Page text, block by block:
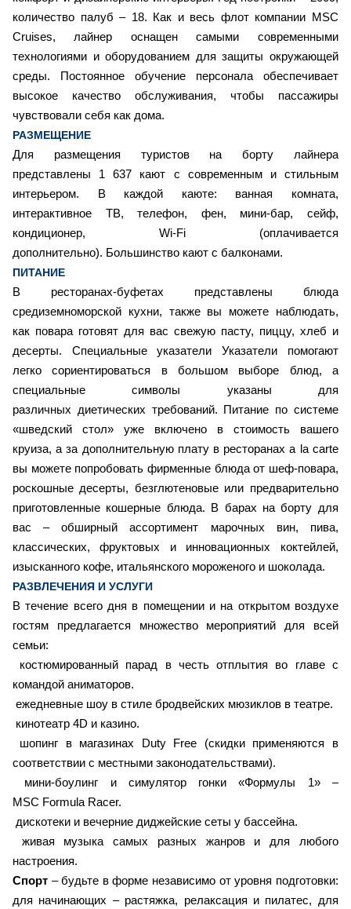
количество палуб – 18. Как и весь флот компании MSC
Cruises, лайнер оснащен самыми современными
технологиями и оборудованием для защиты окружающей
среды. Постоянное обучение персонала обеспечивает
высокое качество обслуживания, чтобы пассажиры
чувствовали себя как дома.
РАЗМЕЩЕНИЕ
Для размещения туристов на борту лайнера
представлены 1 637 кают с современным и стильным
интерьером. В каждой каюте: ванная комната,
интерактивное ТВ, телефон, фен, мини-бар, сейф,
кондиционер, Wi-Fi (оплачивается
дополнительно). Большинство кают с балконами.
ПИТАНИЕ
В ресторанах-буфетах представлены блюда
средиземноморской кухни, также вы можете наблюдать,
как повара готовят для вас свежую пасту, пиццу, хлеб и
десерты. Специальные указатели Указатели помогают
легко сориентироваться в большом выборе блюд, а
специальные символы указаны для
различных диетических требований. Питание по системе
«шведский стол» уже включено в стоимость вашего
круиза, а за дополнительную плату в ресторанах a la carte
вы можете попробовать фирменные блюда от шеф-повара,
роскошные десерты, безглютеновые или предварительно
приготовленные кошерные блюда. В барах на борту для
вас – обширный ассортимент марочных вин, пива,
классических, фруктовых и инновационных коктейлей,
изысканного кофе, итальянского мороженого и шоколада.
РАЗВЛЕЧЕНИЯ И УСЛУГИ
В течение всего дня в помещении и на открытом воздухе
гостям предлагается множество мероприятий для всей
семьи:
костюмированный парад в честь отплытия во главе с
командой аниматоров.
ежедневные шоу в стиле бродвейских мюзиклов в театре.
кинотеатр 4D и казино.
шопинг в магазинах Duty Free (скидки применяются в
соответствии с местными законодательствами).
мини-боулинг и симулятор гонки «Формулы 1» –
MSC Formula Racer.
дискотеки и вечерние диджейские сеты у бассейна.
живая музыка самых разных жанров и для любого
настроения.
Спорт – будьте в форме независимо от уровня подготовки:
для начинающих – растяжка, релаксация и пилатес, для